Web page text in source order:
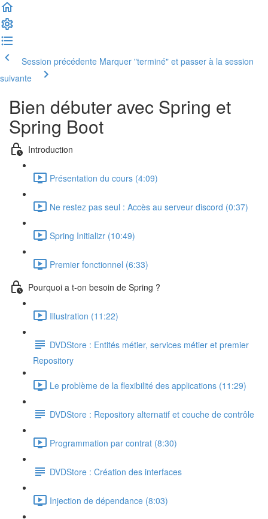
Session précédente Marquer "terminé" et passer à la session
suivante
Bien débuter avec Spring et
Spring Boot
Introduction
Présentation du cours (4:09)
Ne restez pas seul : Accès au serveur discord (0:37)
Spring Initializr (10:49)
Premier fonctionnel (6:33)
Pourquoi a t-on besoin de Spring ?
Illustration (11:22)
DVDStore : Entités métier, services métier et premier
Repository
Le problème de la flexibilité des applications (11:29)
DVDStore : Repository alternatif et couche de contrôle
Programmation par contrat (8:30)
DVDStore : Création des interfaces
Injection de dépendance (8:03)